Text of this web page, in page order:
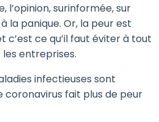
l’opinion, surinformée, sur
la panique. Or, la peur est
c’est ce qu’il faut éviter à tout
entreprises.
infectieuses sont
coronavirus fait plus de peur